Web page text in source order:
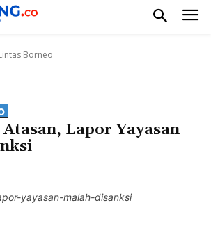
Borneo
Lapor Yayasan
yayasan-malah-disanksi